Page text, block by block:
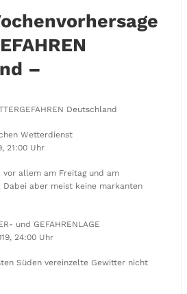
–
Deutschland
Wetterdienst
21:00 Uhr
vor allem am Freitag und am
Dabei aber meist keine markanten
und GEFAHRENLAGE
24:00 Uhr
Süden vereinzelte Gewitter nicht